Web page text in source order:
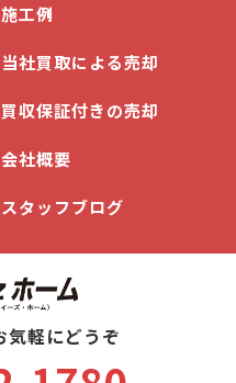
施工例
当社買取による売却
買収保証付きの売却
会社概要
スタッフブログ
気軽にどうぞ